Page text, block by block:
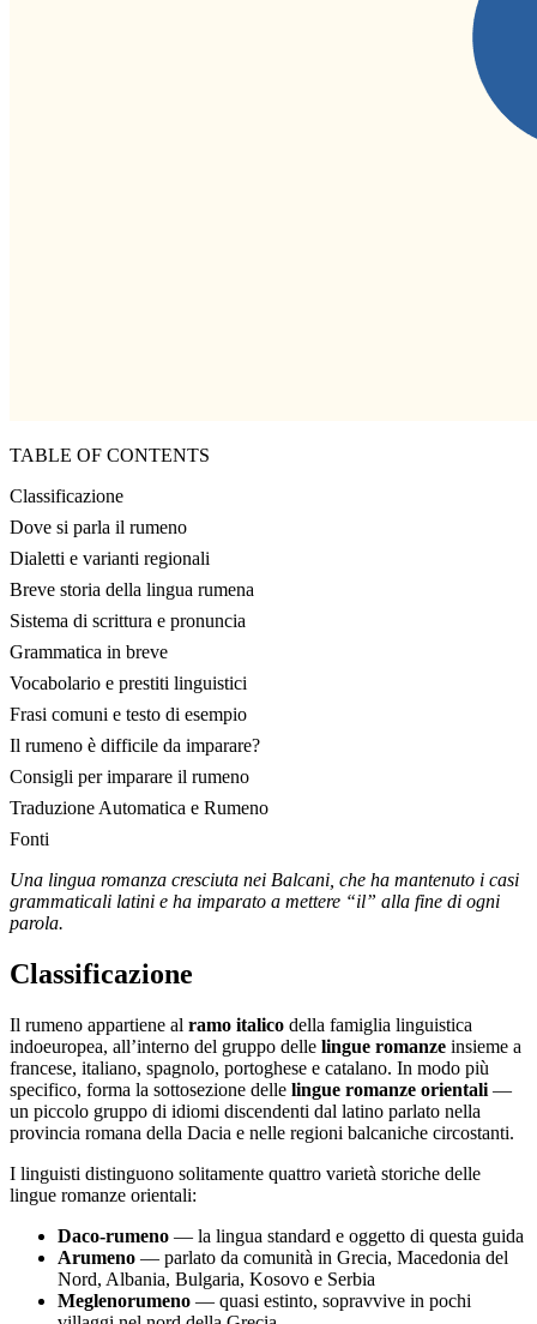
TABLE OF CONTENTS
Classificazione
Dove si parla il rumeno
Dialetti e varianti regionali
Breve storia della lingua rumena
Sistema di scrittura e pronuncia
Grammatica in breve
Vocabolario e prestiti linguistici
Frasi comuni e testo di esempio
Il rumeno è difficile da imparare?
Consigli per imparare il rumeno
Traduzione Automatica e Rumeno
Fonti
Una lingua romanza cresciuta nei Balcani, che ha mantenuto i casi
grammaticali latini e ha imparato a mettere “il” alla fine di ogni
parola.
Classificazione
Il rumeno appartiene al ramo italico della famiglia linguistica
indoeuropea, all’interno del gruppo delle lingue romanze insieme a
francese, italiano, spagnolo, portoghese e catalano. In modo più
specifico, forma la sottosezione delle lingue romanze orientali —
un piccolo gruppo di idiomi discendenti dal latino parlato nella
provincia romana della Dacia e nelle regioni balcaniche circostanti.
I linguisti distinguono solitamente quattro varietà storiche delle
lingue romanze orientali:
Daco-rumeno — la lingua standard e oggetto di questa guida
Arumeno — parlato da comunità in Grecia, Macedonia del
Nord, Albania, Bulgaria, Kosovo e Serbia
Meglenorumeno — quasi estinto, sopravvive in pochi